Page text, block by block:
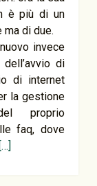
è più di un
di due.
invece
di
di internet
la gestione
proprio
faq, dove
[…]